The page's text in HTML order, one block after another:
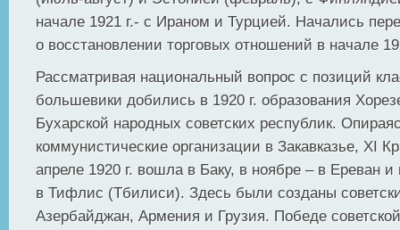
начале 1921 г.- с Ираном и Турцией. Начались
о восстановлении торговых отношений в начале
Рассматривая национальный вопрос с позиций
большевики добились в 1920 г. образования
Бухарской народных советских республик.
коммунистические организации в Закавказье, XI
апреле 1920 г. вошла в Баку, в ноябре – в Ереван и
в Тифлис (Тбилиси). Здесь были созданы
Азербайджан, Армения и Грузия. Победе